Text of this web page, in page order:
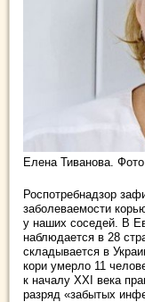
Елена Тиванова.
Роспотребнадзор
заболеваемости
у наших соседей. В
наблюдается в 28
складывается в
кори умерло 11
к началу XXI века
разряд «забытых